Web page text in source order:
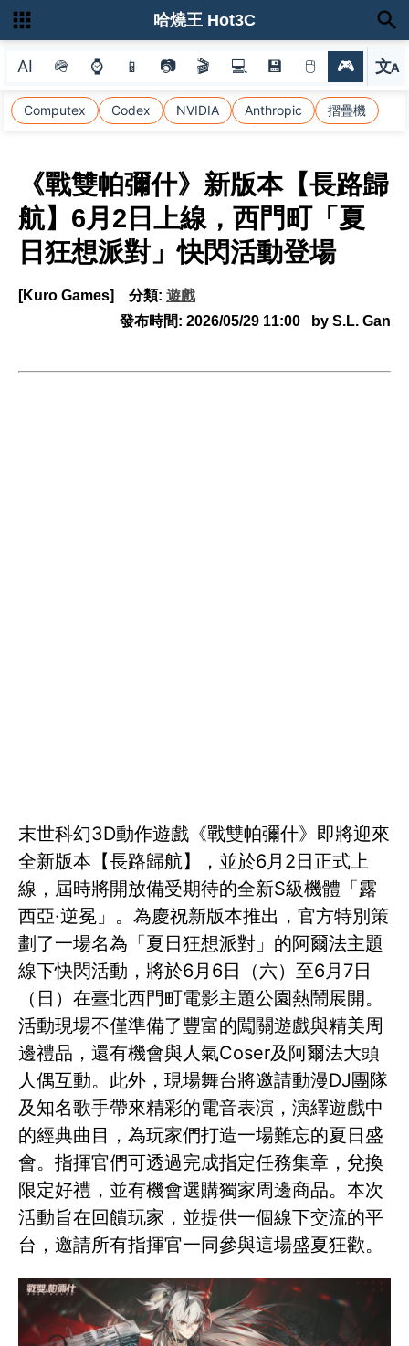
AI 🪖 ⌚ 📱 📷 🎬 💻 💾 🖱 🎮 文A
選
Computex Codex NVIDIA Anthropic 摺疊機
哈燒王 Hot3C
《戰雙帕彌什》新版本【長路歸
航】6月2日上線，西門町「夏
日狂想派對」快閃活動登場
[Kuro Games] 分類: 遊戲
發布時間: 2026/05/29 11:00 by S.L. Gan
末世科幻3D動作遊戲《戰雙帕彌什》即將迎來
全新版本【長路歸航】，並於6月2日正式上
線，屆時將開放備受期待的全新S級機體「露
西亞·逆冕」。為慶祝新版本推出，官方特別策
劃了一場名為「夏日狂想派對」的阿爾法主題
線下快閃活動，將於6月6日（六）至6月7日
（日）在臺北西門町電影主題公園熱鬧展開。
活動現場不僅準備了豐富的闖關遊戲與精美周
邊禮品，還有機會與人氣Coser及阿爾法大頭
人偶互動。此外，現場舞台將邀請動漫DJ團隊
及知名歌手帶來精彩的電音表演，演繹遊戲中
的經典曲目，為玩家們打造一場難忘的夏日盛
會。指揮官們可透過完成指定任務集章，兌換
限定好禮，並有機會選購獨家周邊商品。本次
活動旨在回饋玩家，並提供一個線下交流的平
台，邀請所有指揮官一同參與這場盛夏狂歡。